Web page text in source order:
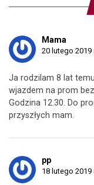
Mama
20 lutego 2019
Ja rodzilam 8 lat
wjazdem na prom
Godzina 12.30. Do
przyszłych mam.
pp
18 lutego 2019